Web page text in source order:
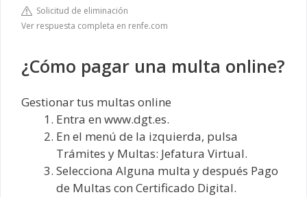
Solicitud de eliminación
Ver respuesta completa en renfe.com
¿Cómo pagar una multa online?
Gestionar tus multas online
Entra en www.dgt.es.
En el menú de la izquierda, pulsa
Trámites y Multas: Jefatura Virtual.
Selecciona Alguna multa y después Pago
de Multas con Certificado Digital.